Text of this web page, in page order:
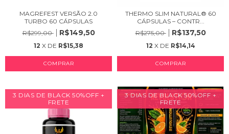
MAGREFEST VERSÃO 2.0
TURBO 60 CÁPSULAS
R$299,00
R$149,50
12 X DE R$15,38
COMPRAR
THERMO SLIM NATURAL® 60
CÁPSULAS – CONTR...
R$275,00
R$137,50
12 X DE R$14,14
COMPRAR
3 DIAS DE BLACK 50%OFF +
FRETE
3 DIAS DE BLACK 50%OFF +
FRETE